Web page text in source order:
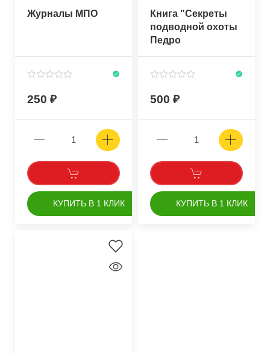
Журналы МПО
250
КУПИТЬ В 1 КЛИК
Книга "Секреты
подводной охоты
Педро
500
КУПИТЬ В 1 КЛИК